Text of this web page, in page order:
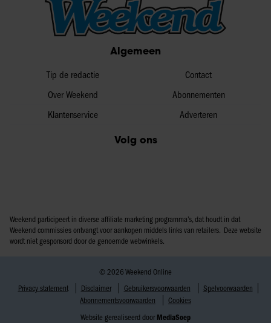
Algemeen
Tip de redactie
Over Weekend
Klantenservice
Contact
Abonnementen
Adverteren
Volg ons
Weekend participeert in diverse affiliate marketing programma’s, dat houdt in dat
Weekend commissies ontvangt voor aankopen middels links van retailers. Deze website
wordt niet gesponsord door de genoemde webwinkels.
© 2026 Weekend Online
Privacy statement
Disclaimer Gebruikersvoorwaarden
Spelvoorwaarden
Abonnementsvoorwaarden
Cookies
Website gerealiseerd door MediaSoep